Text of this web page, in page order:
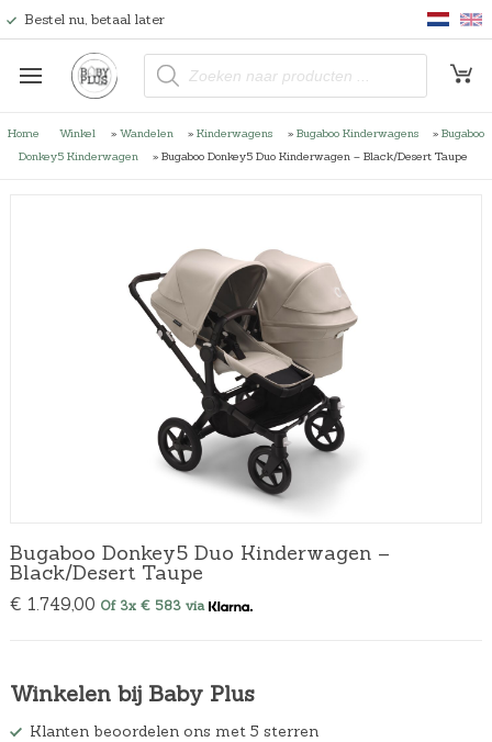
Bestel nu, betaal later
P
o
c
n
Home Winkel » Wandelen » Kinderwagens » Bugaboo Kinderwagens » Bugaboo
Donkey5 Kinderwagen
» Bugaboo Donkey5 Duo Kinderwagen – Black/Desert Taupe
Bugaboo Donkey5 Duo Kinderwagen –
Black/Desert Taupe
€ 1.749,00 Of 3x € 583 via
Winkelen bij Baby Plus
Klanten beoordelen ons met 5 sterren